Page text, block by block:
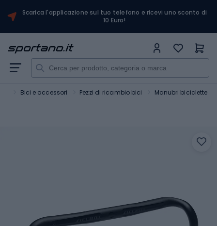
Scarica l'applicazione sul tuo telefono e ricevi uno sconto di
10 Euro!
Bici e accessori Pezzi di ricambio bici Manubri biciclette